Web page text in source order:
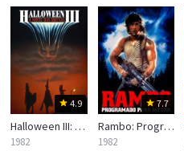
4.9
Halloween III: A Noite das Bruxas
1982
7.7
Rambo: Programado Para Matar
1982